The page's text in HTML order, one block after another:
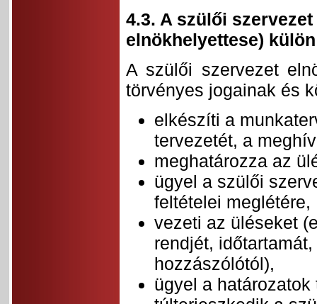
4.3. A szülői
elnökhelyettese)
A szülői szervezet
törvényes jogainak és
elkészíti a
tervezetét, a
meghatározza az
ügyel a szülői
feltételei meglétére,
vezeti az üléseket
rendjét,
hozzászólótól),
ügyel a